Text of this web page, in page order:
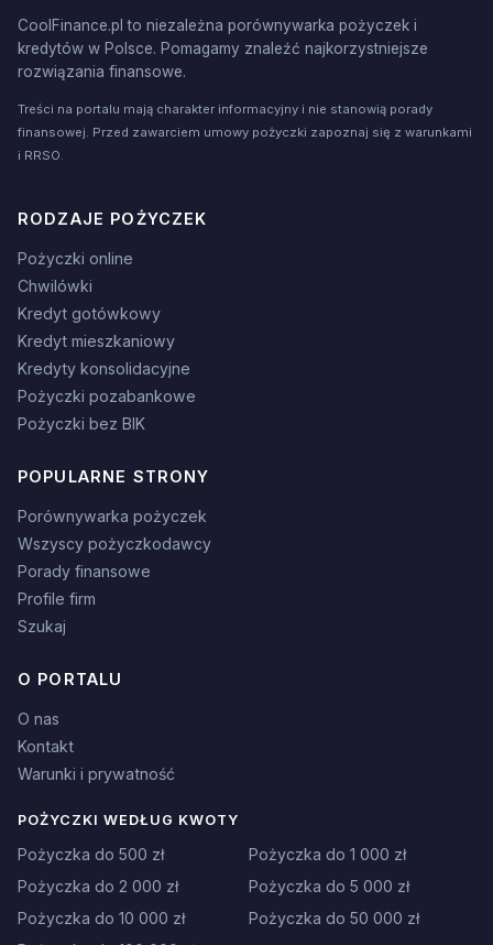
CoolFinance.pl to niezależna porównywarka pożyczek i
kredytów w Polsce. Pomagamy znaleźć najkorzystniejsze
rozwiązania finansowe.
Treści na portalu mają charakter informacyjny i nie stanowią porady
finansowej. Przed zawarciem umowy pożyczki zapoznaj się z warunkami
i RRSO.
RODZAJE POŻYCZEK
Pożyczki online
Chwilówki
Kredyt gotówkowy
Kredyt mieszkaniowy
Kredyty konsolidacyjne
Pożyczki pozabankowe
Pożyczki bez BIK
POPULARNE STRONY
Porównywarka pożyczek
Wszyscy pożyczkodawcy
Porady finansowe
Profile firm
Szukaj
O PORTALU
O nas
Kontakt
Warunki i prywatność
POŻYCZKI WEDŁUG KWOTY
Pożyczka do 500 zł
Pożyczka do 1 000 zł
Pożyczka do 2 000 zł
Pożyczka do 5 000 zł
Pożyczka do 10 000 zł
Pożyczka do 50 000 zł